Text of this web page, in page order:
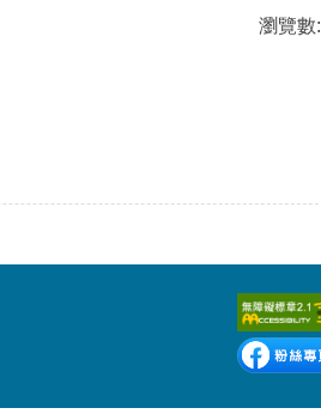
瀏覽數: